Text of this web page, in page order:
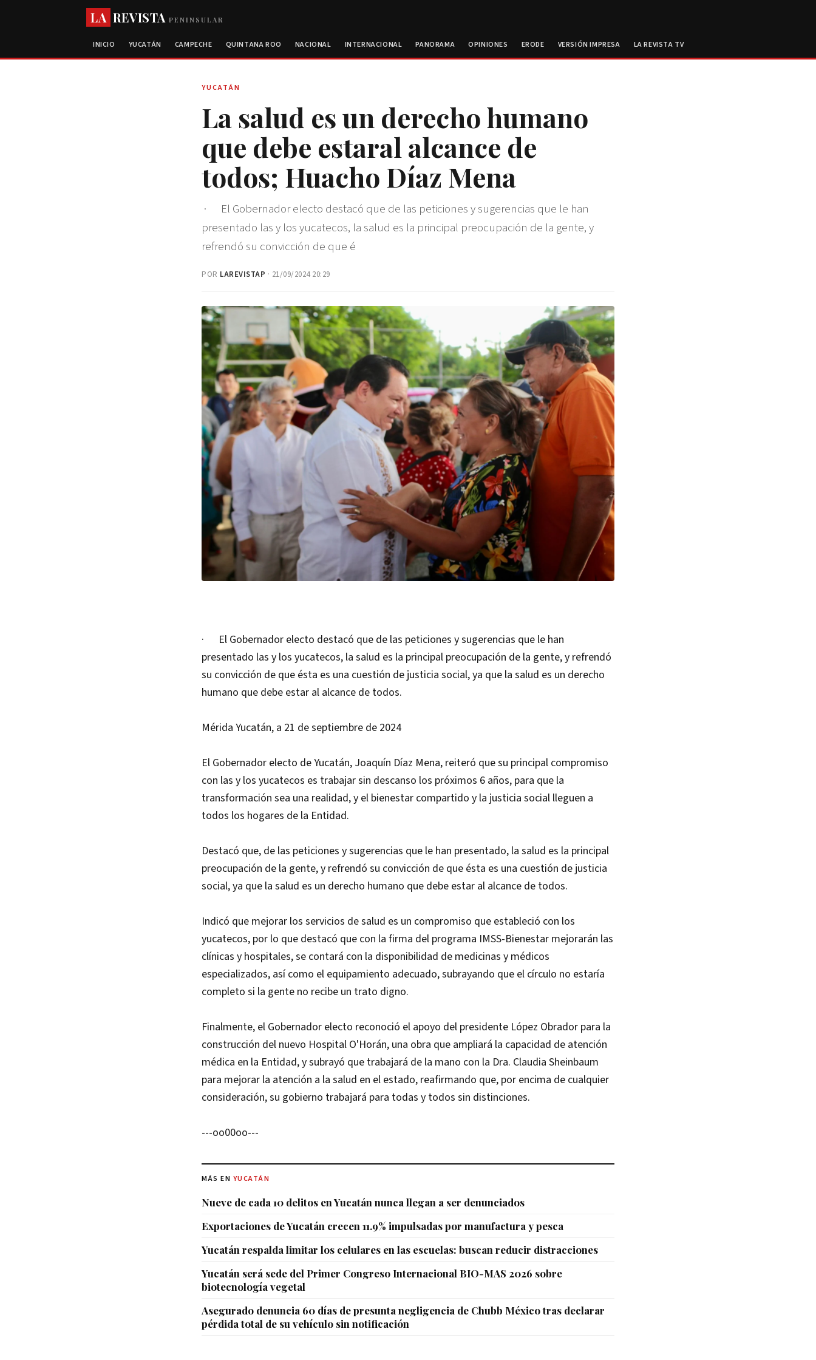
LA REVISTAPENINSULAR
INICIO YUCATÁN CAMPECHE QUINTANA ROO NACIONAL INTERNACIONAL PANORAMA OPINIONES ERODE VERSIÓN IMPRESA LA REVISTA TV
YUCATÁN
La salud es un derecho humano
que debe estaral alcance de
todos; Huacho Díaz Mena
· El Gobernador electo destacó que de las peticiones y sugerencias que le han
presentado las y los yucatecos, la salud es la principal preocupación de la gente, y
refrendó su convicción de que é
POR LAREVISTAP · 21/09/2024 20:29
· El Gobernador electo destacó que de las peticiones y sugerencias que le han
presentado las y los yucatecos, la salud es la principal preocupación de la gente, y refrendó
su convicción de que ésta es una cuestión de justicia social, ya que la salud es un derecho
humano que debe estar al alcance de todos.
Mérida Yucatán, a 21 de septiembre de 2024
El Gobernador electo de Yucatán, Joaquín Díaz Mena, reiteró que su principal compromiso
con las y los yucatecos es trabajar sin descanso los próximos 6 años, para que la
transformación sea una realidad, y el bienestar compartido y la justicia social lleguen a
todos los hogares de la Entidad.
Destacó que, de las peticiones y sugerencias que le han presentado, la salud es la principal
preocupación de la gente, y refrendó su convicción de que ésta es una cuestión de justicia
social, ya que la salud es un derecho humano que debe estar al alcance de todos.
Indicó que mejorar los servicios de salud es un compromiso que estableció con los
yucatecos, por lo que destacó que con la firma del programa IMSS-Bienestar mejorarán las
clínicas y hospitales, se contará con la disponibilidad de medicinas y médicos
especializados, así como el equipamiento adecuado, subrayando que el círculo no estaría
completo si la gente no recibe un trato digno.
Finalmente, el Gobernador electo reconoció el apoyo del presidente López Obrador para la
construcción del nuevo Hospital O'Horán, una obra que ampliará la capacidad de atención
médica en la Entidad, y subrayó que trabajará de la mano con la Dra. Claudia Sheinbaum
para mejorar la atención a la salud en el estado, reafirmando que, por encima de cualquier
consideración, su gobierno trabajará para todas y todos sin distinciones.
---oo00oo---
MÁS EN YUCATÁN
Nueve de cada 10 delitos en Yucatán nunca llegan a ser denunciados
Exportaciones de Yucatán crecen 11.9% impulsadas por manufactura y pesca
Yucatán respalda limitar los celulares en las escuelas: buscan reducir distracciones
Yucatán será sede del Primer Congreso Internacional BIO-MAS 2026 sobre
biotecnología vegetal
Asegurado denuncia 60 días de presunta negligencia de Chubb México tras declarar
pérdida total de su vehículo sin notificación